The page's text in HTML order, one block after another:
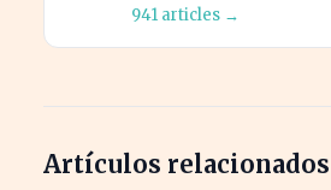
941 articles →
Artículos relacionados